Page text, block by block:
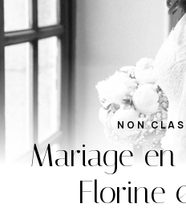
NON
Mariage
– Florine